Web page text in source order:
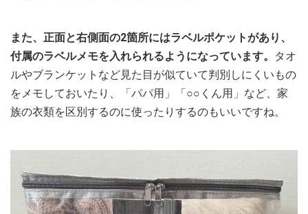
また、正面と右側面の2箇所にはラベルポケットがあり、
付属のラベルメモを入れられるようになっています。
タオ
ルやブランケットなど見た目が似ていて判別しにくいもの
をメモしておいたり、「パパ用」「○○くん用」など、家
族の衣類を区別するのに使ったりするのもいいですね。